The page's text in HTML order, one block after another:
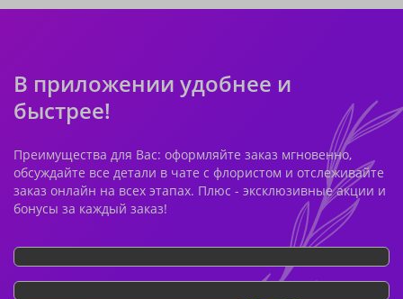
В приложении удобнее и
быстрее!
Преимущества для Вас: оформляйте заказ мгновенно,
обсуждайте все детали в чате с флористом и отслеживайте
заказ онлайн на всех этапах. Плюс - эксклюзивные акции и
бонусы за каждый заказ!